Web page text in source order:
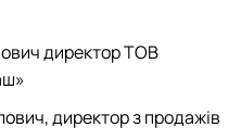
директор ТОВ
директор з продажів